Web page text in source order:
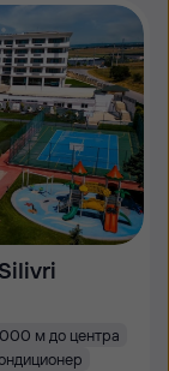
м до центра